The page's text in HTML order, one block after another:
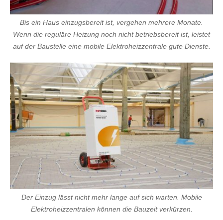
Bis ein Haus einzugsbereit ist, vergehen mehrere Monate.
Wenn die reguläre Heizung noch nicht betriebsbereit ist, leistet
auf der Baustelle eine mobile Elektroheizzentrale gute Dienste.
Der Einzug lässt nicht mehr lange auf sich warten. Mobile
Elektroheizzentralen können die Bauzeit verkürzen.